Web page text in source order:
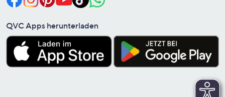
QVC Apps herunterladen